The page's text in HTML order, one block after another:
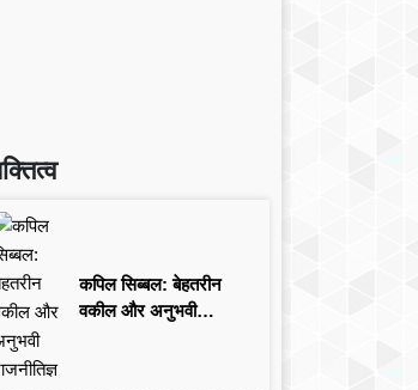
कपिल सिब्बल: बेहतरीन
वकील और अनुभवी